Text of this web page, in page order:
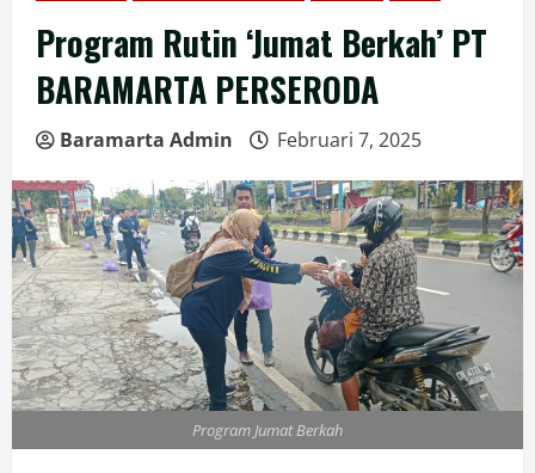
Program Rutin ‘Jumat Berkah’ PT
BARAMARTA PERSERODA
Baramarta Admin Februari 7, 2025
Program Jumat Berkah